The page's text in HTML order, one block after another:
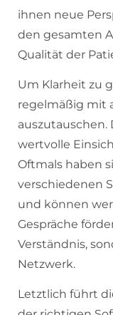
ihnen neue
den gesamten
Qualität der
Um Klarheit zu
regelmäßig mit
auszutauschen.
wertvolle
Oftmals haben
verschiedenen
und können
Gespräche
Verständnis,
Netzwerk.
Letztlich führt